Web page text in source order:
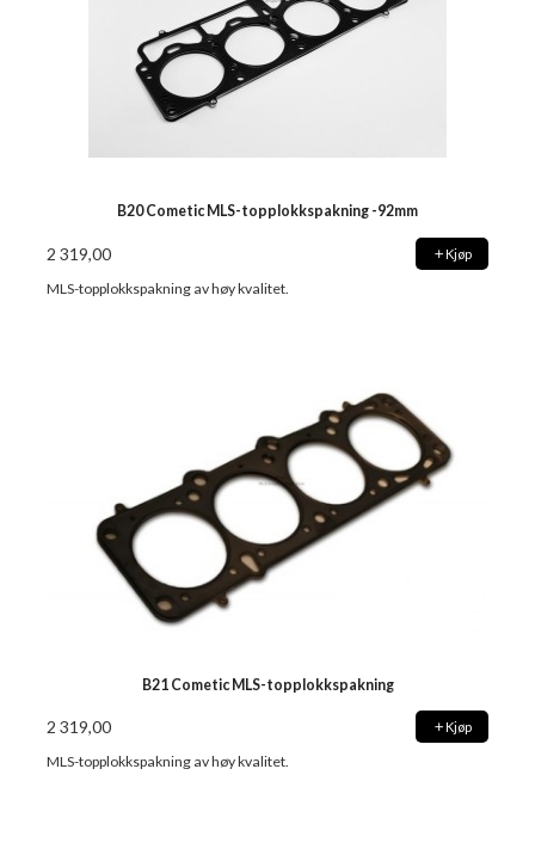
B20 Cometic MLS-topplokkspakning -92mm
2 319,00 Kjøp
MLS-topplokkspakning av høy kvalitet.
B21 Cometic MLS-topplokkspakning
2 319,00 Kjøp
MLS-topplokkspakning av høy kvalitet.